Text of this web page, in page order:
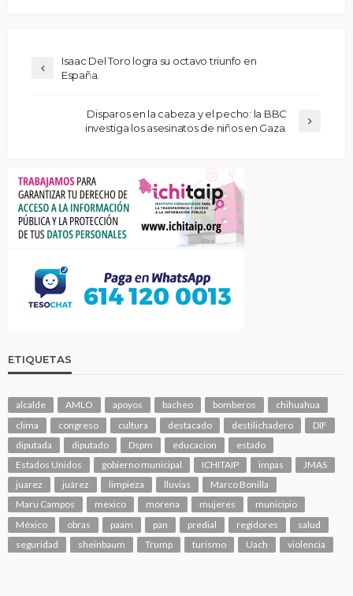
Isaac Del Toro logra su octavo triunfo en
España.
Disparos en la cabeza y el pecho: la BBC
investiga los asesinatos de niños en Gaza.
ETIQUETAS
alcalde AMLO apoyos bacheo bomberos
chihuahua
clima
congreso cultura destacado destilichadero
DIF
diputada
diputado Dspm educacion
estado
Estados Unidos
gobierno municipal ICHITAIP impas
JMAS
juarez
juárez limpieza lluvias
Marco Bonilla
Maru Campos
mexico morena mujeres
municipio
México
obras paam pan predial regidores
salud
seguridad
sheinbaum Trump turismo Uach violencia